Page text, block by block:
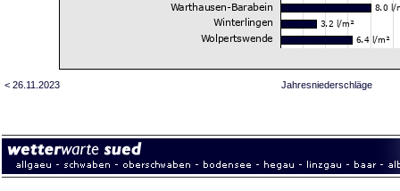
< 26.11.2023 Jahresniederschläge